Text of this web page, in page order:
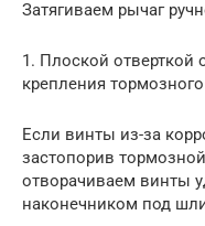
Затягиваем рычаг
1. Плоской отверткой
крепления
Если винты из-за
застопорив
отворачиваем винты
наконечником под